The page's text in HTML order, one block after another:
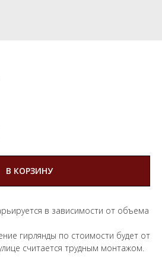
В КОРЗИНУ
в зависимости от объема
гирлянды по стоимости будет от
считается трудным монтажом.